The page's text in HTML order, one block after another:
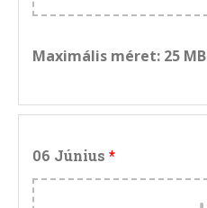
Maximális méret: 25 MB
06 Június